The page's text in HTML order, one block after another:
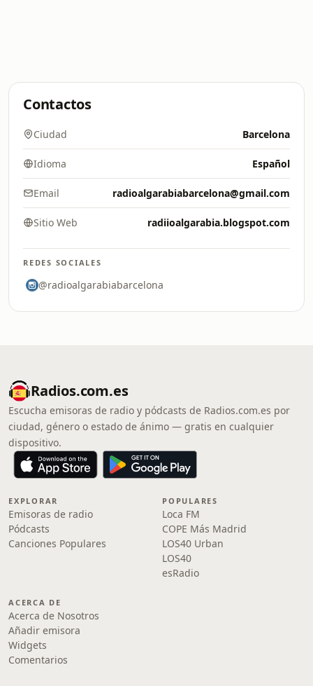
Contactos
Ciudad Barcelona
Idioma Español
Email radioalgarabiabarcelona@gmail.com
Sitio Web radiioalgarabia.blogspot.com
REDES SOCIALES
@radioalgarabiabarcelona
Radios.com.es
Escucha emisoras de radio y pódcasts de Radios.com.es por
ciudad, género o estado de ánimo — gratis en cualquier
dispositivo.
EXPLORAR
Emisoras de radio
Pódcasts
Canciones Populares
POPULARES
Loca FM
COPE Más Madrid
LOS40 Urban
LOS40
esRadio
ACERCA DE
Acerca de Nosotros
Añadir emisora
Widgets
Comentarios